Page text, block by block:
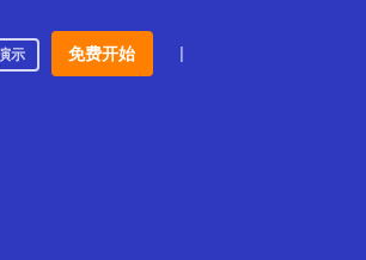
示 免费开始 |